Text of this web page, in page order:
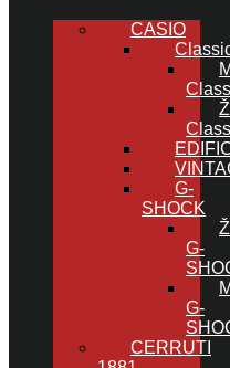
CASIO
G-
SHOCK
G-
G-
CERRUTI